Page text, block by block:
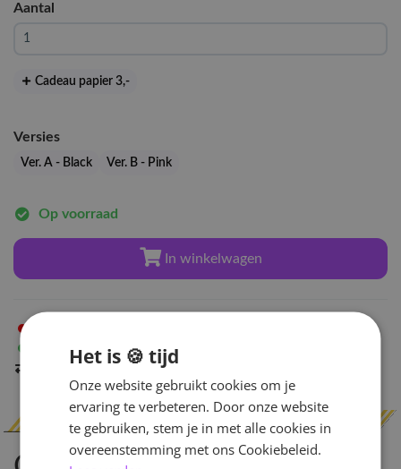
Aantal
Cadeau papier 3,-
Versies
Ver. A - Black Ver. B - Pink
Op voorraad
In winkelwagen
Op voorraad
in Amsterdam
binnen 2 werkdagen
Het is 🍪 tijd
Onze website gebruikt cookies om je
ervaring te verbeteren. Door onze website
te gebruiken, stem je in met alle cookies in
overeenstemming met ons Cookiebeleid.